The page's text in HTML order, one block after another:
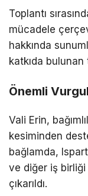
Toplantı
mücadele
hakkında
katkıda
Önemli
Vali Erin,
kesiminden
bağlamda,
ve diğer iş birliği
çıkarıldı.